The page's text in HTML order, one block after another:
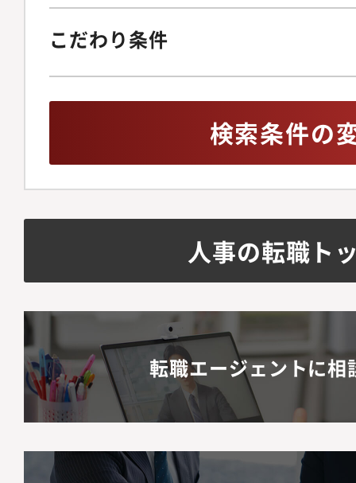
こだわり条件
検索条件の
人事の転職ト
転職エージェントに相